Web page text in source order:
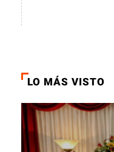
LO MÁS VISTO